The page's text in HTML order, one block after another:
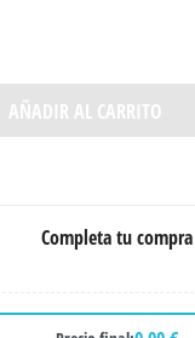
AÑADIR AL CARRITO
Completa tu compra